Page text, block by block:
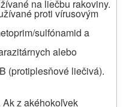
na liečbu rakoviny.
proti vírusovým
sulfónamid a
alebo
(protiplesňové liečivá).
z akéhokoľvek